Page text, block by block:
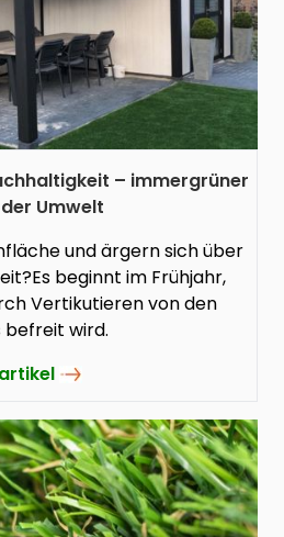
– immergrüner
Umwelt
und ärgern sich über
beginnt im Frühjahr,
Vertikutieren von den
befreit wird.